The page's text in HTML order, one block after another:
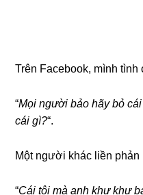
Trên Facebook, mình
“Mọi người bảo hãy bỏ
cái gì?“.
Một người khác liền phản
“Cái tôi mà anh khư khư